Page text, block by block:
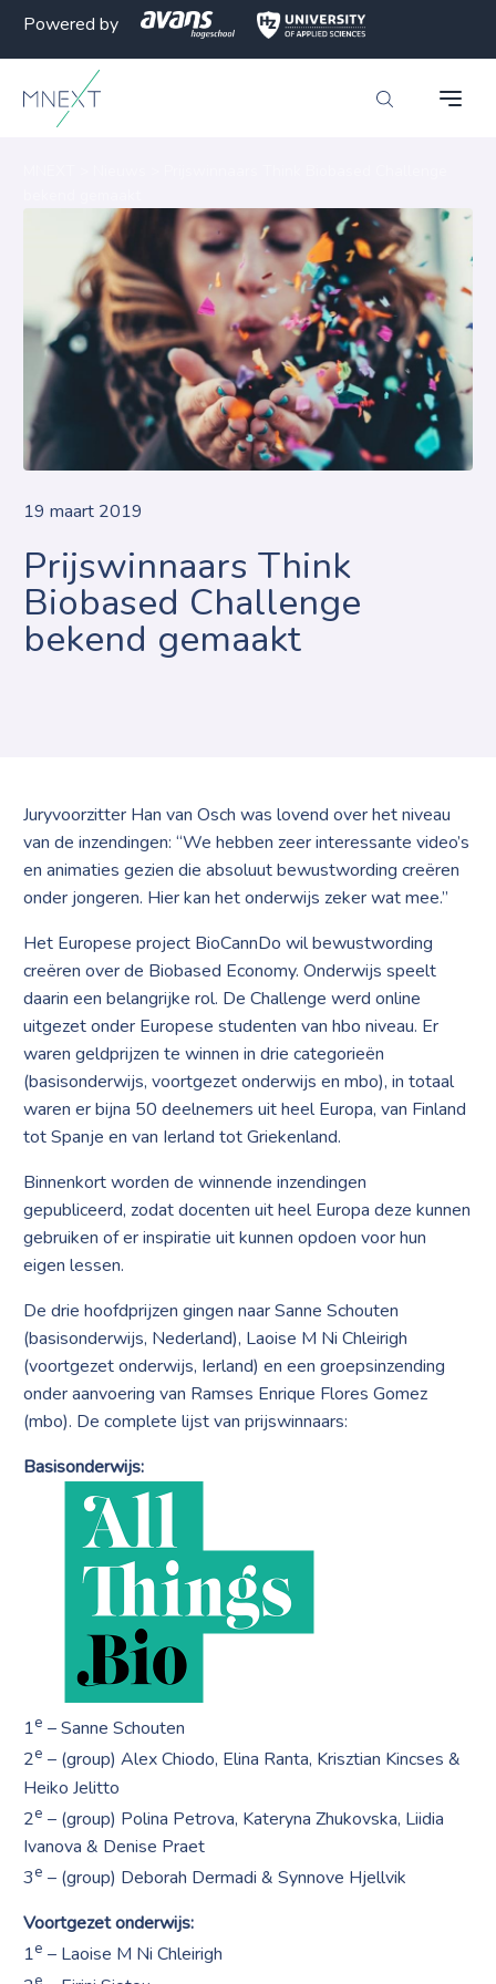
Powered by
19 maart 2019
Prijswinnaars Think
Biobased Challenge
bekend gemaakt
Juryvoorzitter Han van Osch was lovend over het niveau
van de inzendingen: “We hebben zeer interessante video’s
en animaties gezien die absoluut bewustwording creëren
onder jongeren. Hier kan het onderwijs zeker wat mee.”
Het Europese project BioCannDo wil bewustwording
creëren over de Biobased Economy. Onderwijs speelt
daarin een belangrijke rol. De Challenge werd online
uitgezet onder Europese studenten van hbo niveau. Er
waren geldprijzen te winnen in drie categorieën
(basisonderwijs, voortgezet onderwijs en mbo), in totaal
waren er bijna 50 deelnemers uit heel Europa, van Finland
tot Spanje en van Ierland tot Griekenland.
Binnenkort worden de winnende inzendingen
gepubliceerd, zodat docenten uit heel Europa deze kunnen
gebruiken of er inspiratie uit kunnen opdoen voor hun
eigen lessen.
De drie hoofdprijzen gingen naar Sanne Schouten
(basisonderwijs, Nederland), Laoise M Ni Chleirigh
(voortgezet onderwijs, Ierland) en een groepsinzending
onder aanvoering van Ramses Enrique Flores Gomez
(mbo). De complete lijst van prijswinnaars:
Basisonderwijs:
1e – Sanne Schouten
2e – (group) Alex Chiodo, Elina Ranta, Krisztian Kincses &
Heiko Jelitto
2e – (group) Polina Petrova, Kateryna Zhukovska, Liidia
Ivanova & Denise Praet
3e – (group) Deborah Dermadi & Synnove Hjellvik
Voortgezet onderwijs:
1e – Laoise M Ni Chleirigh